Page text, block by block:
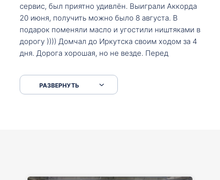
сервис, был приятно удивлён. Выиграли Аккорда
20 июня, получить можно было 8 августа. В
подарок поменяли масло и угостили ништяками в
дорогу )))) Домчал до Иркутска своим ходом за 4
дня. Дорога хорошая, но не везде. Перед
серпантинах по пути следования.
РАЗВЕРНУТЬ